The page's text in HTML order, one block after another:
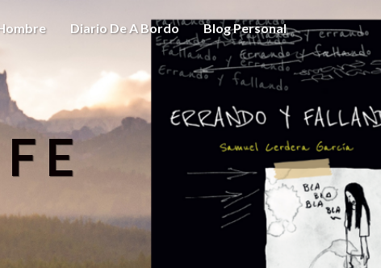
Diario De A Bordo Blog Personal